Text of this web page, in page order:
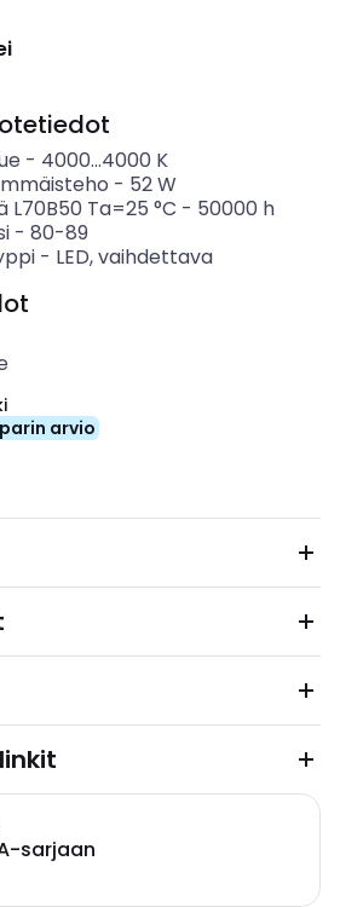
- 4000...4000 K
- 52W
L70B50 Ta=25 °C - 50000 h
- 80-89
- LED, vaihdettava
arvio
sarjaan